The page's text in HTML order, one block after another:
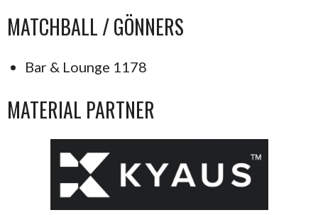
MATCHBALL / GÖNNERS
Bar & Lounge 1178
MATERIAL PARTNER